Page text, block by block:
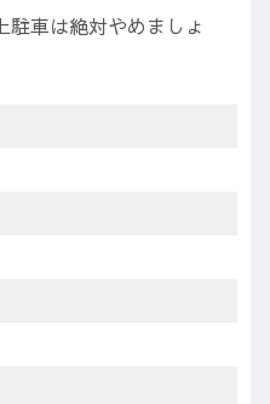
駐車は絶対やめましょ